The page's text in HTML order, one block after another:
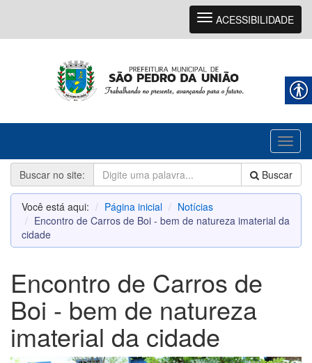
Navegação
ACESSIBILIDADE
Buscar no site:
Buscar
Você está aqui: Página inicial
Notícias
Encontro de Carros de Boi - bem de natureza imaterial da
cidade
Encontro de Carros de
Boi - bem de natureza
imaterial da cidade